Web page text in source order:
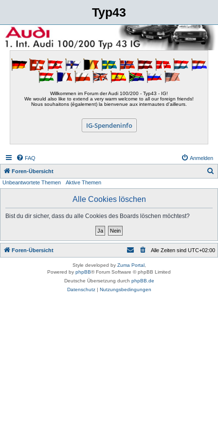
Typ43
Willkommen im Forum der Audi 100/200 - Typ43 - IG!
We would also like to extend a very warm welcome to all our foreign friends!
Nous souhaitons (également) la bienvenue aux internautes d'ailleurs.
IG-Spendeninfo
FAQ Anmelden
Foren-Übersicht
Unbeantwortete Themen Aktive Themen
Alle Cookies löschen
Bist du dir sicher, dass du alle Cookies des Boards löschen möchtest?
Foren-Übersicht Alle Zeiten sind UTC+02:00
Style developed by Zuma Portal,
Powered by phpBB® Forum Software © phpBB Limited
Deutsche Übersetzung durch phpBB.de
Datenschutz| Nutzungsbedingungen